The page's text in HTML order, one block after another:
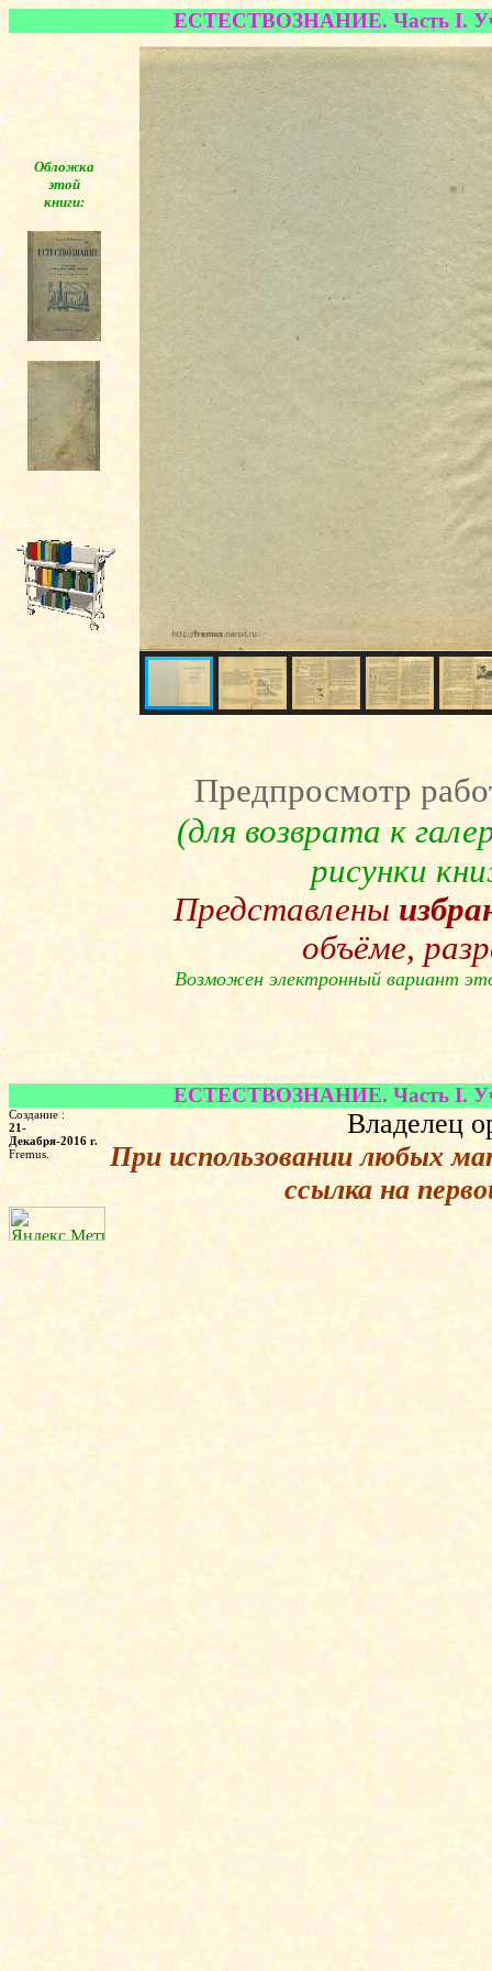
ЕСТЕСТВОЗНАНИЕ. Часть I.
Обложка
этой
книги:
◄
Предпросмотр
(для возврата к
рисунки
Представлены
объёме,
Возможен электронный вариант
ЕСТЕСТВОЗНАНИЕ. Часть I.
Создание :
21-
Декабря-2016 г.
Fremus.
Владелец
При использовании любых
ссылка на